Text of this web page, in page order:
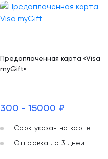
Предоплаченная карта «Visa
myGift»
300 - 15000 ₽
Срок указан на карте
Отправка до 3 дней